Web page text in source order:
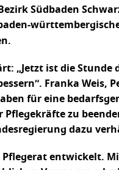
Südbaden
„Jetzt ist die Stunde
Franka Weis,
für eine
zu
dazu
Pflegerat entwickelt.